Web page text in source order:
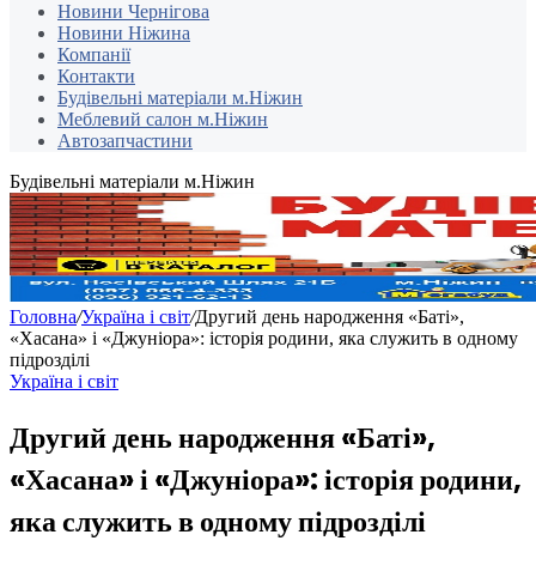
Новини Чернігова
Новини Ніжина
Компанії
Контакти
Будівельні матеріали м.Ніжин
Меблевий салон м.Ніжин
Автозапчастини
Будівельні матеріали м.Ніжин
Головна/Україна і світ/Другий день народження «Баті»,
«Хасана» і «Джуніора»: історія родини, яка служить в одному
підрозділі
Україна і світ
Другий день народження «Баті»,
«Хасана» і «Джуніора»: історія родини,
яка служить в одному підрозділі